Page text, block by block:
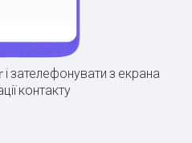
зателефонувати з екрана
контакту